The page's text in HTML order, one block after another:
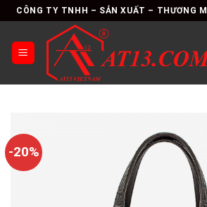
Skip
to
content
CÔNG TY TNHH – SẢN XUẤT – THƯƠNG
-20%